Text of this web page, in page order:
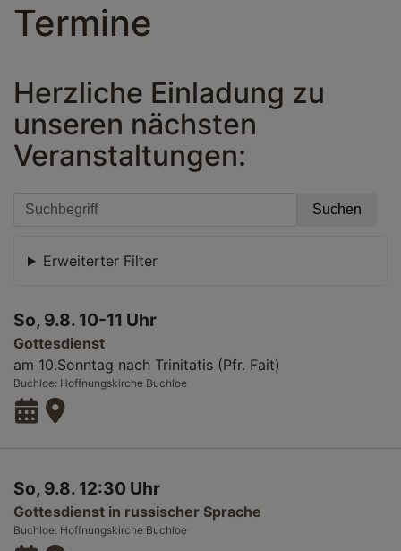
Termine
Herzliche Einladung zu
unseren nächsten
Veranstaltungen:
Erweiterter Filter
So, 9.8. 10-11 Uhr
Gottesdienst
am 10.Sonntag nach Trinitatis (Pfr. Fait)
Buchloe Hoffnungskirche Buchloe
So, 9.8. 12:30 Uhr
Gottesdienst in russischer Sprache
Buchloe Hoffnungskirche Buchloe